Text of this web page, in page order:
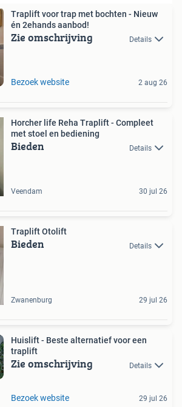
Traplift voor trap met bochten - Nieuw
én 2ehands aanbod!
Zie omschrijving Details
Bezoek website 2 aug 26
Horcher life Reha Traplift - Compleet
met stoel en bediening
Bieden Details
Veendam 30 jul 26
Traplift Otolift
Bieden Details
Zwanenburg 29 jul 26
Huislift - Beste alternatief voor een
traplift
Zie omschrijving Details
Bezoek website 29 jul 26